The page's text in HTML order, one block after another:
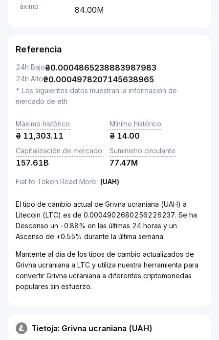
áximo
84.00M
Referencia
24h Bajo₴0.0004865238883987983
24h Alto₴0.0004978207145638965
* Los siguientes datos muestran la información de
mercado de eth
Máximo histórico
₴ 11,303.11
Mínimo histórico
₴ 14.00
Capitalización de mercado
157.61B
Suministro circulante
77.47M
Fiat to Token Read More: (UAH)
El tipo de cambio actual de Grivna ucraniana (UAH) a
Litecoin (LTC) es de 0.0004902680256226237. Se ha
Descenso un -0.88% en las últimas 24 horas y un
Ascenso de +0.55% durante la última semana.
Mantente al día de los tipos de cambio actualizados de
Grivna ucraniana a LTC y utiliza nuestra herramienta para
convertir Grivna ucraniana a diferentes criptomonedas
populares sin esfuerzo.
Tietoja: Grivna ucraniana (UAH)